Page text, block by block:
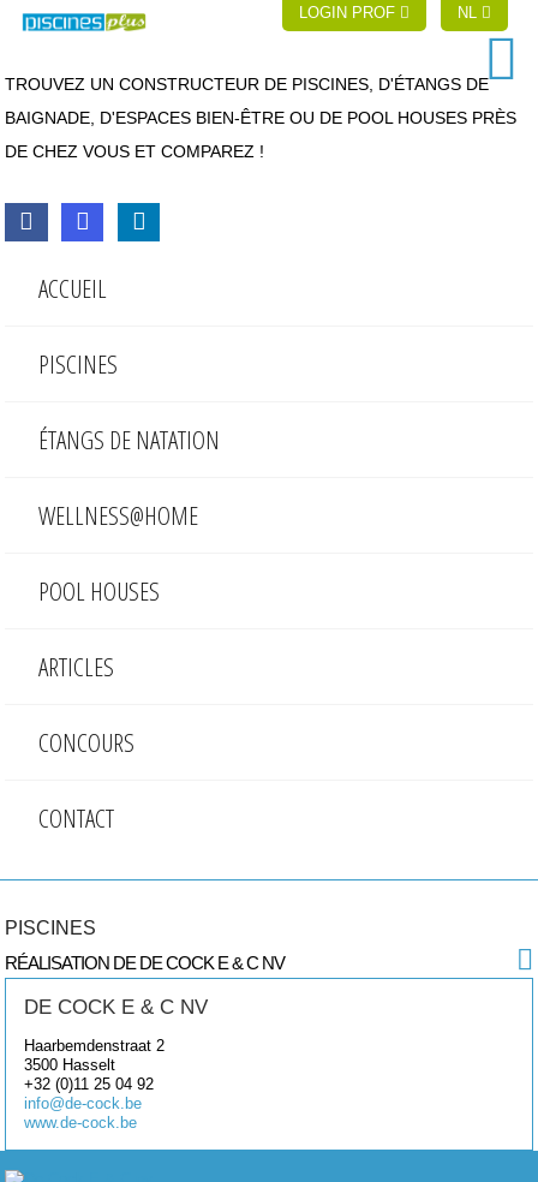
LOGIN PROF NL
TROUVEZ UN CONSTRUCTEUR DE PISCINES, D'ÉTANGS DE
BAIGNADE, D'ESPACES BIEN-ÊTRE OU DE POOL HOUSES PRÈS
DE CHEZ VOUS ET COMPAREZ !
ACCUEIL
PISCINES
ÉTANGS DE NATATION
WELLNESS@HOME
POOL HOUSES
ARTICLES
CONCOURS
CONTACT
PISCINES
RÉALISATION DE DE COCK E & C NV
DE COCK E & C NV
Haarbemdenstraat 2
3500 Hasselt
+32 (0)11 25 04 92
info@de-cock.be
www.de-cock.be